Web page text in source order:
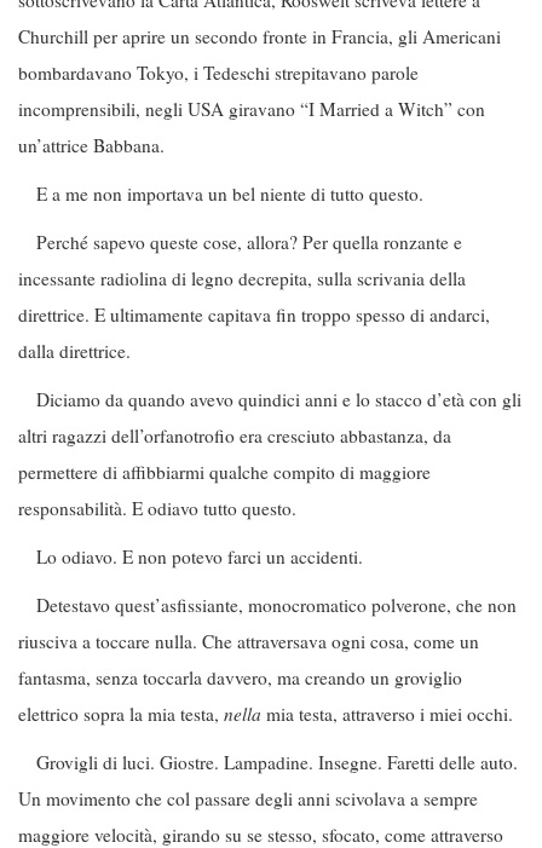
Churchill per aprire un secondo fronte in Francia, gli Americani
bombardavano Tokyo, i Tedeschi strepitavano parole
incomprensibili, negli USA giravano “I Married a Witch” con
un’attrice Babbana.
E a me non importava un bel niente di tutto questo.
Perché sapevo queste cose, allora? Per quella ronzante e
incessante radiolina di legno decrepita, sulla scrivania della
direttrice. E ultimamente capitava fin troppo spesso di andarci,
dalla direttrice.
Diciamo da quando avevo quindici anni e lo stacco d’età con gli
altri ragazzi dell’orfanotrofio era cresciuto abbastanza, da
permettere di affibbiarmi qualche compito di maggiore
responsabilità. E odiavo tutto questo.
Lo odiavo. E non potevo farci un accidenti.
Detestavo quest’asfissiante, monocromatico polverone, che non
riusciva a toccare nulla. Che attraversava ogni cosa, come un
fantasma, senza toccarla davvero, ma creando un groviglio
elettrico sopra la mia testa, nella mia testa, attraverso i miei occhi.
Grovigli di luci. Giostre. Lampadine. Insegne. Faretti delle auto.
Un movimento che col passare degli anni scivolava a sempre
maggiore velocità, girando su se stesso, sfocato, come attraverso